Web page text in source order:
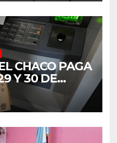
CHACO PAGA
Y 30 DE
2% DE